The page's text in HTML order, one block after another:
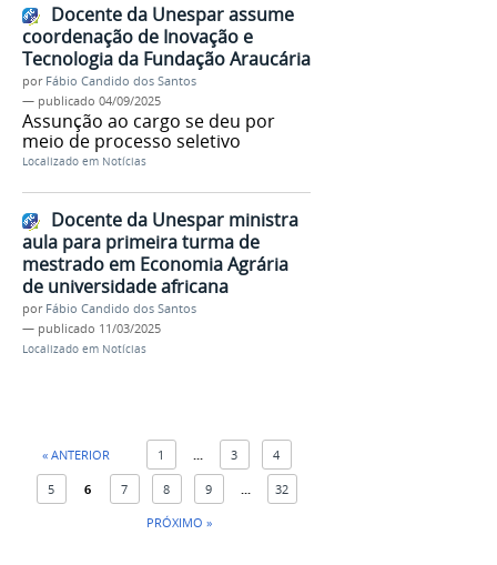
Docente da Unespar assume
coordenação de Inovação e
Tecnologia da Fundação Araucária
por Fábio Candido dos Santos
— publicado 04/09/2025
Assunção ao cargo se deu por
meio de processo seletivo
Localizado em Notícias
Docente da Unespar ministra
aula para primeira turma de
mestrado em Economia Agrária
de universidade africana
por Fábio Candido dos Santos
— publicado 11/03/2025
Localizado em Notícias
« ANTERIOR 1 ... 3 4
5 6 7 8 9 ...
32
PRÓXIMO »